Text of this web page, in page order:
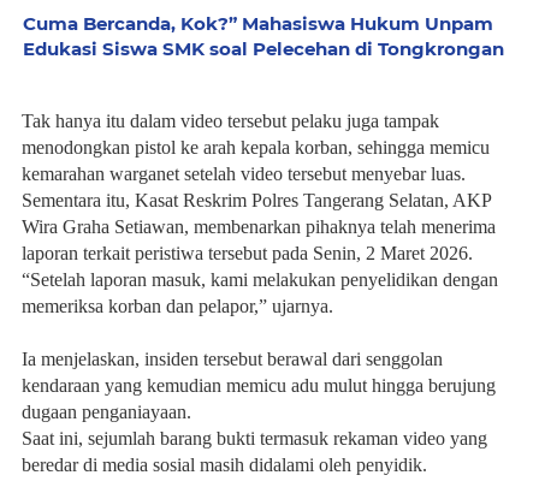
Cuma Bercanda, Kok?” Mahasiswa Hukum Unpam
Edukasi Siswa SMK soal Pelecehan di Tongkrongan
Tak hanya itu dalam video tersebut pelaku juga tampak
menodongkan pistol ke arah kepala korban, sehingga memicu
kemarahan warganet setelah video tersebut menyebar luas.
Sementara itu, Kasat Reskrim Polres Tangerang Selatan, AKP
Wira Graha Setiawan, membenarkan pihaknya telah menerima
laporan terkait peristiwa tersebut pada Senin, 2 Maret 2026.
“Setelah laporan masuk, kami melakukan penyelidikan dengan
memeriksa korban dan pelapor,” ujarnya.
Ia menjelaskan, insiden tersebut berawal dari senggolan
kendaraan yang kemudian memicu adu mulut hingga berujung
dugaan penganiayaan.
Saat ini, sejumlah barang bukti termasuk rekaman video yang
beredar di media sosial masih didalami oleh penyidik.